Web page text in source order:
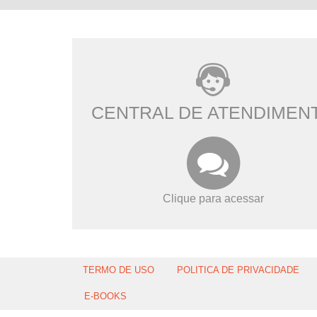
CENTRAL DE
Clique para acessar
TERMO DE USO POLITICA DE PRIVACIDADE
E-BOOKS